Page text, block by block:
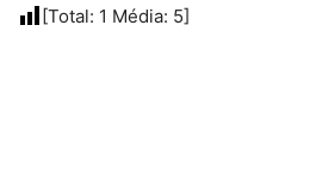
[Total: 1 Média: 5]